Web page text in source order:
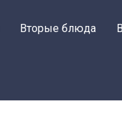
Вторые блюда